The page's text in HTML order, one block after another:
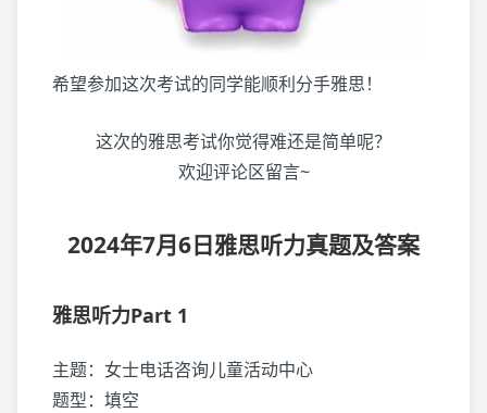
希望参加这次考试的同学能顺利分手雅思！
这次的雅思考试你觉得难还是简单呢？
欢迎评论区留言~
2024年7月6日雅思听力真题及答案
雅思听力Part 1
主题：女士电话咨询儿童活动中心
题型：填空